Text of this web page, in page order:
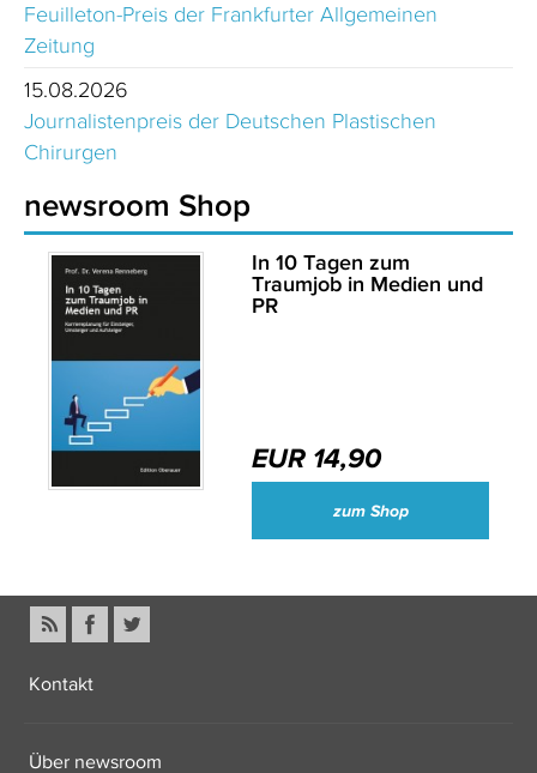
Feuilleton-Preis der Frankfurter Allgemeinen
Zeitung
15.08.2026
Journalistenpreis der Deutschen Plastischen
Chirurgen
newsroom Shop
In 10 Tagen zum
Traumjob in Medien und
PR
EUR 14,90
zum Shop
Kontakt
Über newsroom